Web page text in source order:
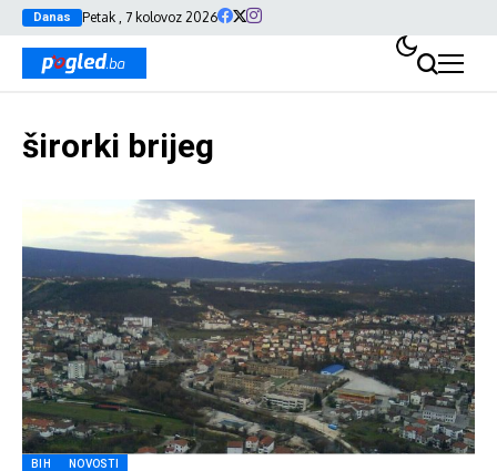
Danas Petak , 7 kolovoz 2026
širorki brijeg
BIH NOVOSTI